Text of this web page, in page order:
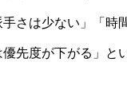
さは少ない」「時
先度が下がる」と